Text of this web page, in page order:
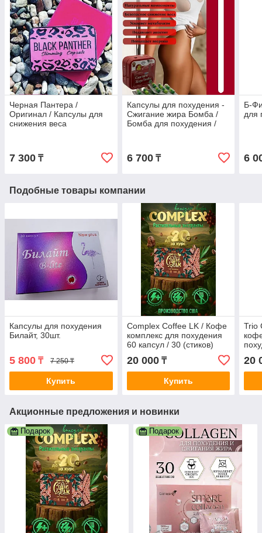
Черная Пантера /
Оригинал / Капсулы для
снижения веса
7 300 ₸
Капсулы для похудения -
Сжигание жира Бомба /
Бомба для похудения /
6 700₸
Б-
для
6
Подобные товары компании
Капсулы для похудения
Билайт, 30шт.
5 800 ₸ 7 250 ₸
Купить
Complex Coffee LK / Кофе
комплекс для похудения
60 капсул / 30 (стиков)
Премиум-класс для
20 000₸
Купить
Trio
для
20
Акционные предложения и новинки
Подарок Подарок